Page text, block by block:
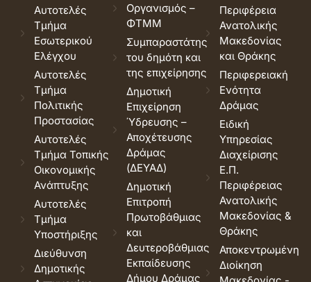
Αυτοτελές
Τμήμα
Εσωτερικού
Ελέγχου
Αυτοτελές
Τμήμα
Πολιτικής
Προστασίας
Αυτοτελές
Τμήμα Τοπικής
Οικονομικής
Ανάπτυξης
Αυτοτελές
Τμήμα
Υποστήριξης
Διεύθυνση
Δημοτικής
Οργανισμός –
ΦΤΜΜ
Συμπαραστάτης
του δημότη και
της επιχείρησης
Δημοτική
Επιχείρηση
Ύδρευσης –
Αποχέτευσης
Δράμας
(ΔΕΥΑΔ)
Δημοτική
Επιτροπή
Πρωτοβάθμιας
και
Δευτεροβάθμιας
Εκπαίδευσης
Δήμου Δράμας
Περιφέρεια
Ανατολικής
Μακεδονίας
και Θράκης
Περιφερειακή
Ενότητα
Δράμας
Ειδική
Υπηρεσίας
Διαχείρισης
Ε.Π.
Περιφέρειας
Ανατολικής
Μακεδονίας &
Θράκης
Αποκεντρωμένη
Διοίκηση